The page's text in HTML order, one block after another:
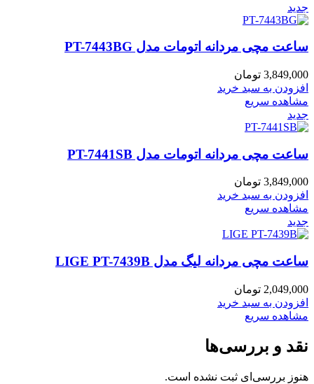
جدید
ساعت مچی مردانه اتومات مدل PT-7443BG
3,849,000 تومان
افزودن به سبد خرید
مشاهده سریع
جدید
ساعت مچی مردانه اتومات مدل PT-7441SB
3,849,000 تومان
افزودن به سبد خرید
مشاهده سریع
جدید
ساعت مچی مردانه لیگ مدل LIGE PT-7439B
2,049,000 تومان
افزودن به سبد خرید
مشاهده سریع
نقد و بررسی‌ها
هنوز بررسی‌ای ثبت نشده است.